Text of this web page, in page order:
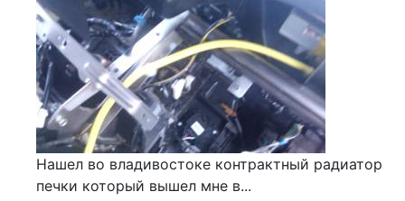
Нашел во владивостоке контрактный радиатор
печки который вышел мне в...